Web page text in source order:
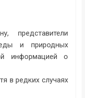
представители
и природных
информацией о
в редких случаях